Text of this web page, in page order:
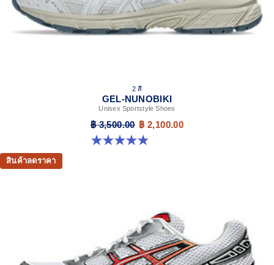
2 สี
GEL-NUNOBIKI
Unisex Sportstyle Shoes
฿ 3,500.00 ฿ 2,100.00
4.9 จาก 5 ดาว 17 รีวิว
สินค้าลดราคา